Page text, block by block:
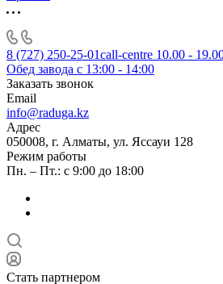
8 (727) 250-25-01call-centre 10.00 -
Обед завода с 13:00 - 14:00
Заказать звонок
Email
info@raduga.kz
Адрес
050008, г. Алматы, ул. Яссауи 128
Режим работы
Пн. – Пт.: с 9:00 до 18:00
Стать партнером